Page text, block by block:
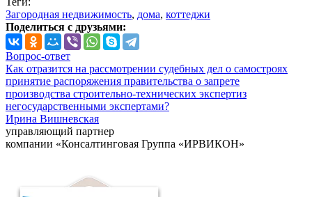
Загородная недвижимость, дома, коттеджи
Поделиться с друзьями:
Вопрос-ответ
Как отразится на рассмотрении судебных дел о самостроях
принятие распоряжения правительства о запрете
производства строительно-технических экспертиз
негосударственными экспертами?
Ирина Вишневская
управляющий партнер
компании «Консалтинговая Группа «ИРВИКОН»